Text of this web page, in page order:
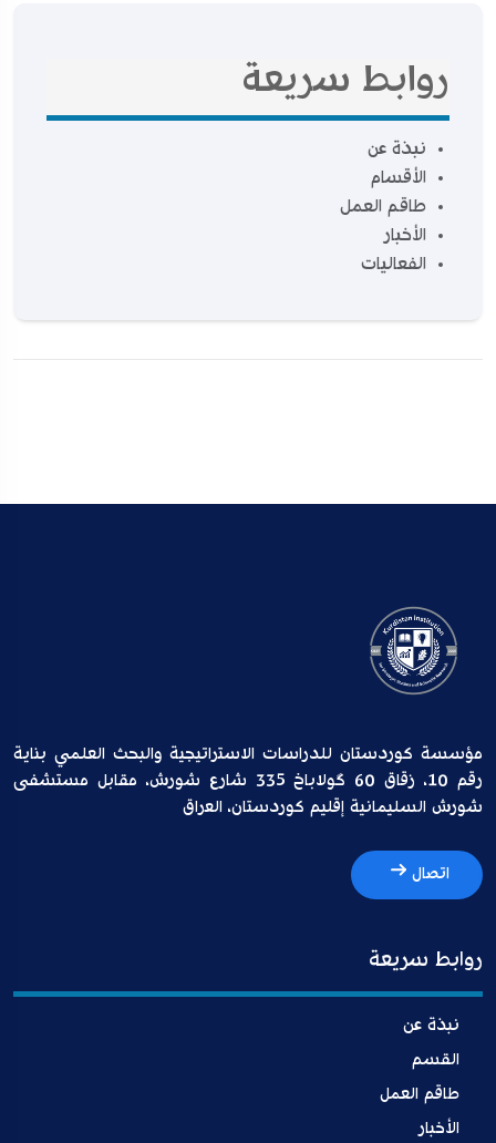
روابط سريعة
نبذة عن
الأقسام
طاقم العمل
الأخبار
الفعاليات
مؤسسة كوردستان للدراسات الاستراتيجية والبحث العلمي بناية
رقم 10، زقاق 60 گولاباخ 335 شارع شورش، مقابل مستشفى
شورش السليمانية إقليم كوردستان، العراق
اتصال
روابط سريعة
نبذة عن
القسم
طاقم العمل
الأخبار